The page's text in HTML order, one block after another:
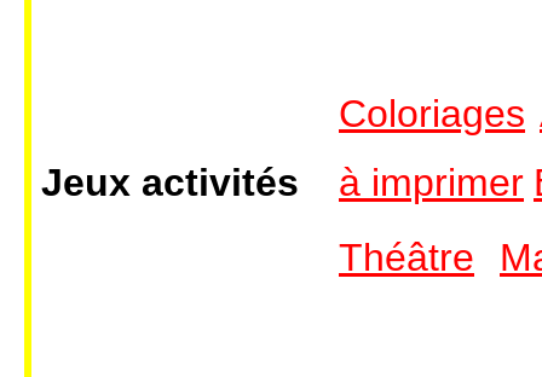
Jeux activités
Coloriages
à imprimer
Théâtre